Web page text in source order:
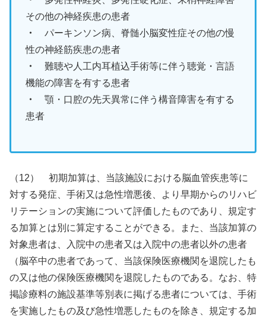
その他の神経疾患の患者
・ パーキンソン病、脊髄小脳変性症その他の慢
性の神経筋疾患の患者
・ 難聴や人工内耳植込手術等に伴う聴覚・言語
機能の障害を有する患者
・ 顎・口腔の先天異常に伴う構音障害を有する
患者
（12） 初期加算は、当該施設における脳血管疾患等に
対する発症、手術又は急性増悪後、より早期からのリハビ
リテーションの実施について評価したものであり、規定す
る加算とは別に算定することができる。また、当該加算の
対象患者は、入院中の患者又は入院中の患者以外の患者
（脳卒中の患者であって、当該保険医療機関を退院したも
の又は他の保険医療機関を退院したものである。なお、特
掲診療料の施設基準等別表に掲げる患者については、手術
を実施したもの及び急性増悪したものを除き、規定する加